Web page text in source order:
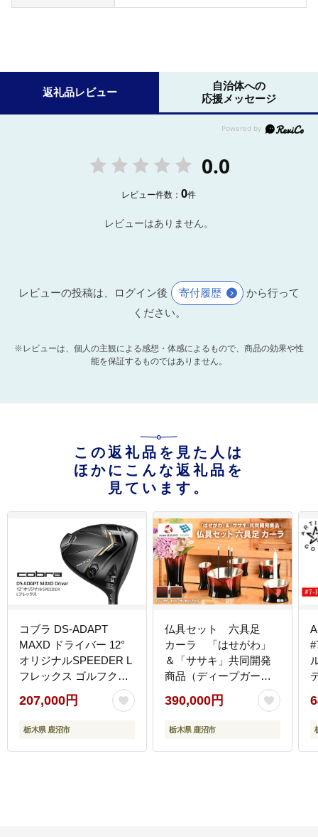
返礼品レビュー
自治体への
応援メッセージ
0.0
レビュー件数：0件
レビューはありません。
レビューの投稿は、ログイン後 寄付履歴
から行って
ください。
※レビューは、個人の主観による感想・体感によるもので、商品の効果や性
能を保証するものではありません。
この返礼品を見た人は
ほかにこんな返礼品を
見ています。
コブラ DS-ADAPT
MAXD ドライバー 12°
オリジナルSPEEDER L
フレックス ゴルフクラ
ブ 91686125 12 DR
ADPT D L
207,000円
栃木県 鹿沼市
仏具セット 六具足
カーラ 「はせがわ」
＆「ササキ」共同開発
商品（ディープガーネ
ット/サンセットアンバ
ー）
390,000円
栃木県 鹿沼市